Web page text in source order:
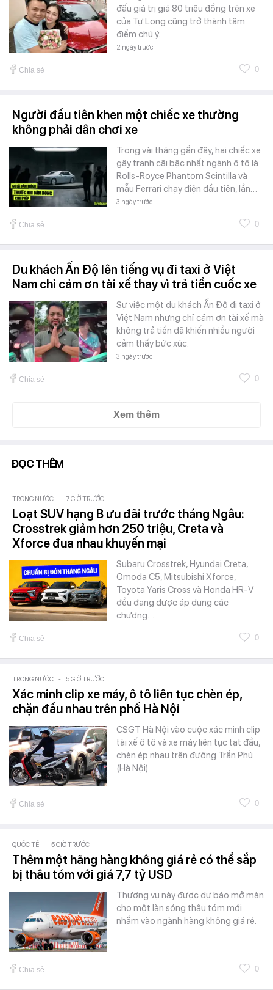
đấu giá trị giá 80 triệu đồng trên xe
của Tự Long cũng trở thành tâm
điểm chú ý.
2 ngày trước
Chia sẻ 0
Người đầu tiên khen một chiếc xe thường
không phải dân chơi xe
Trong vài tháng gần đây, hai chiếc xe
gây tranh cãi bậc nhất ngành ô tô là
Rolls-Royce Phantom Scintilla và
mẫu Ferrari chạy điện đầu tiên, lần…
3 ngày trước
Chia sẻ 0
Du khách Ấn Độ lên tiếng vụ đi taxi ở Việt
Nam chỉ cảm ơn tài xế thay vì trả tiền cuốc xe
Sự việc một du khách Ấn Độ đi taxi ở
Việt Nam nhưng chỉ cảm ơn tài xế mà
không trả tiền đã khiến nhiều người
cảm thấy bức xúc.
3 ngày trước
Chia sẻ 0
Xem thêm
ĐỌC THÊM
TRONG NƯỚC - 7 GIỜ TRƯỚC
Loạt SUV hạng B ưu đãi trước tháng Ngâu:
Crosstrek giảm hơn 250 triệu, Creta và
Xforce đua nhau khuyến mại
Subaru Crosstrek, Hyundai Creta,
Omoda C5, Mitsubishi Xforce,
Toyota Yaris Cross và Honda HR-V
đều đang được áp dụng các
chương…
Chia sẻ 0
TRONG NƯỚC - 5 GIỜ TRƯỚC
Xác minh clip xe máy, ô tô liên tục chèn ép,
chặn đầu nhau trên phố Hà Nội
CSGT Hà Nội vào cuộc xác minh clip
tài xế ô tô và xe máy liên tục tạt đầu,
chèn ép nhau trên đường Trần Phú
(Hà Nội).
Chia sẻ 0
QUỐC TẾ - 5 GIỜ TRƯỚC
Thêm một hãng hàng không giá rẻ có thể sắp
bị thâu tóm với giá 7,7 tỷ USD
Thương vụ này được dự báo mở màn
cho một làn sóng thâu tóm mới
nhắm vào ngành hàng không giá rẻ.
Chia sẻ 0